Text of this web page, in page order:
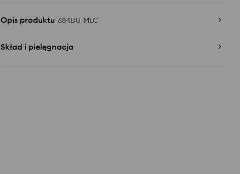
Opis produktu 684DU-MLC
Skład i pielęgnacja